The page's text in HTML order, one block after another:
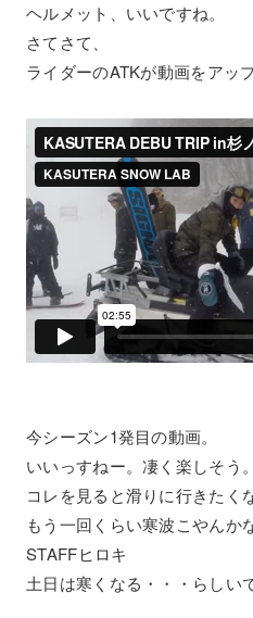
ヘルメット、いいですね。
さてさて、
ライダーのATKが動画をアッ
今シーズン1発目の動画。
いいっすねー。凄く楽しそう。
コレを見ると滑りに行きたく
もう一回くらい寒波こやんか
STAFFヒロキ
土日は寒くなる・・・らしい